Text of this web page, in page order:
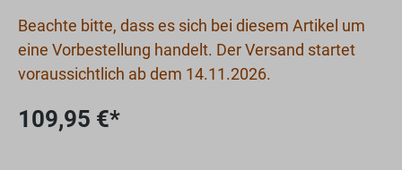
Beachte bitte, dass es sich bei diesem Artikel um
eine Vorbestellung handelt. Der Versand startet
voraussichtlich ab dem 14.11.2026.
109,95 €*